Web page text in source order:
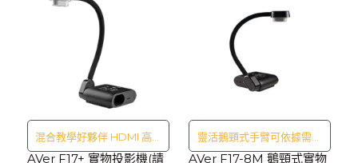
混合教學好夥伴 HDMI 高品
質影音傳輸
AVer F17+ 實物投影機(請
靈活鵝頸式手臂可依據需求
任意角度旋轉來展現細節
AVer F17-8M 鵝頸式實物